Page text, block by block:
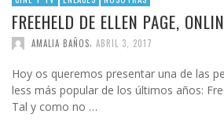
FREEHELD DE ELLEN PAGE,
AMALIA BAÑOS ABRIL 3, 2017
Hoy os queremos presentar una de las
less más popular de los últimos años:
Tal y como no …